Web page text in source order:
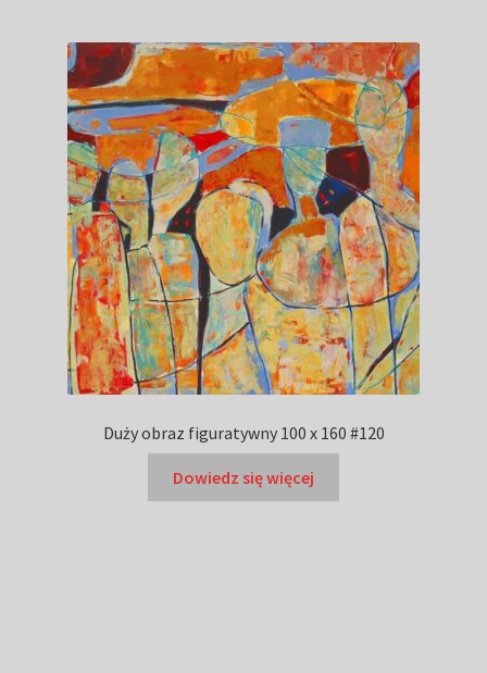
Duży obraz figuratywny 100 x 160 #120
Dowiedz się więcej